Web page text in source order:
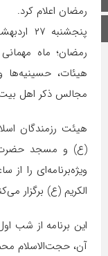
اینستاگرام
رمضان اعلام کرد.
رمضان؛ ماه
هیئات، حسینیه‌ها
مجالس ذکر اهل
هیئت رزمندگان
الکریم (ع) برگزار
این برنامه از شب
آن، حجت‌الاسلام